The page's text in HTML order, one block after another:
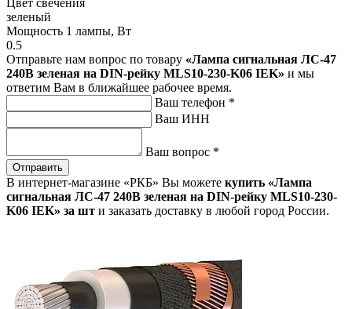
зеленый
Мощность 1 лампы, Вт
0.5
Отправьте нам вопрос по товару «Лампа сигнальная ЛС-47
240В зеленая на DIN-рейку MLS10-230-K06 IEK» и мы
ответим Вам в ближайшее рабочее время.
Ваш телефон *
Ваш ИНН
Ваш вопрос *
Отправить
В интернет-магазине «РКБ» Вы можете купить «Лампа
сигнальная ЛС-47 240В зеленая на DIN-рейку MLS10-230-
K06 IEK» за шт и заказать доставку в любой город России.